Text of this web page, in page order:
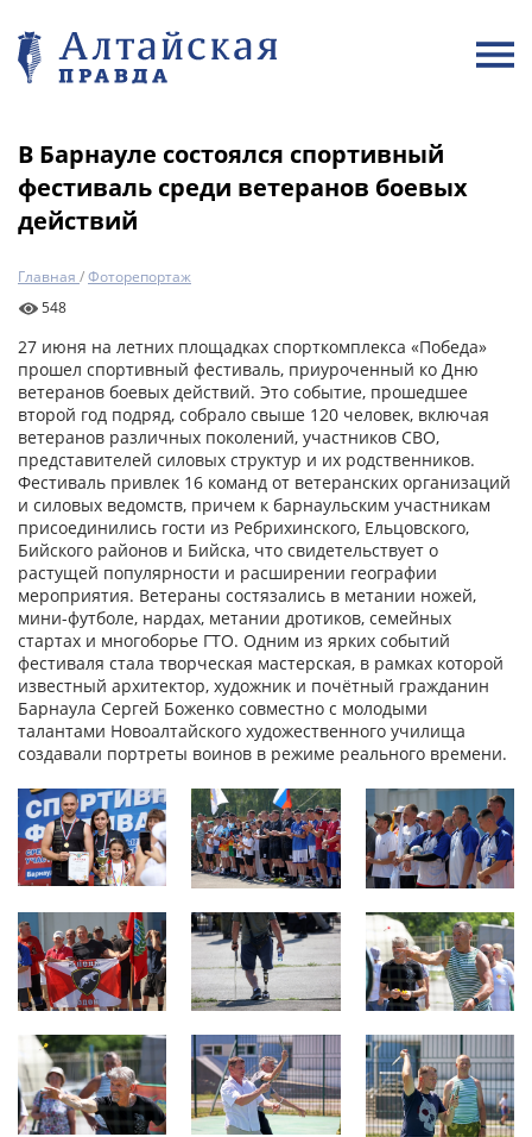
В Барнауле состоялся спортивный
фестиваль среди ветеранов боевых
действий
Главная /Фоторепортаж
548
27 июня на летних площадках спорткомплекса «Победа»
прошел спортивный фестиваль, приуроченный ко Дню
ветеранов боевых действий. Это событие, прошедшее
второй год подряд, собрало свыше 120 человек, включая
ветеранов различных поколений, участников СВО,
представителей силовых структур и их родственников.
Фестиваль привлек 16 команд от ветеранских организаций
и силовых ведомств, причем к барнаульским участникам
присоединились гости из Ребрихинского, Ельцовского,
Бийского районов и Бийска, что свидетельствует о
растущей популярности и расширении географии
мероприятия. Ветераны состязались в метании ножей,
мини-футболе, нардах, метании дротиков, семейных
стартах и многоборье ГТО. Одним из ярких событий
фестиваля стала творческая мастерская, в рамках которой
известный архитектор, художник и почётный гражданин
Барнаула Сергей Боженко совместно с молодыми
талантами Новоалтайского художественного училища
создавали портреты воинов в режиме реального времени.